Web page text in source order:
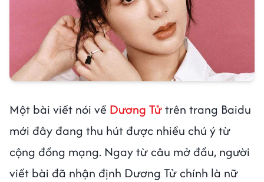
Một bài viết nói về Dương Tửtrên trang Baidu
mới đây đang thu hút được nhiều chú ý từ
cộng đồng mạng. Ngay từ câu mở đầu, người
viết bài đã nhận định Dương Tử chính là nữ